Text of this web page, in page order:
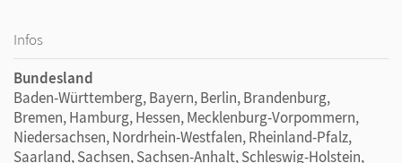
Infos
Bundesland
Baden-Württemberg, Bayern, Berlin, Brandenburg,
Bremen, Hamburg, Hessen, Mecklenburg-Vorpommern,
Niedersachsen, Nordrhein-Westfalen, Rheinland-Pfalz,
Saarland, Sachsen, Sachsen-Anhalt, Schleswig-Holstein,